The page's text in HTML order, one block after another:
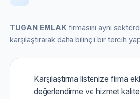
TUGAN EMLAK firmasını aynı
karşılaştırarak daha bilinçli bir tercih
Karşılaştırma listenize firma
değerlendirme ve hizmet